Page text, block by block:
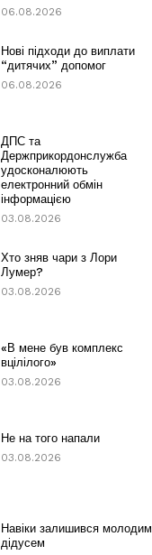
06.08.2026
Нові підходи до виплати
“дитячих” допомог
06.08.2026
ДПС та
Держприкордонслужба
удосконалюють
електронний обмін
інформацією
03.08.2026
Хто зняв чари з Лори
Лумер?
03.08.2026
«В мене був комплекс
вцілілого»
03.08.2026
Не на того напали
03.08.2026
Навіки залишився молодим
дідусем